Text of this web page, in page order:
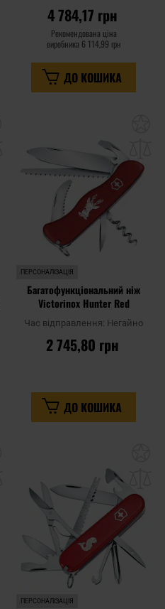
4 784,17 грн
Рекомендована ціна
виробника 6 114,99 грн
ДО КОШИКА
списку
уподобань
ПЕРСОНАЛІЗАЦІЯ
Багатофункціональний ніж
Victorinox Hunter Red
Час відправлення: Негайно
2 745,80 грн
ДО КОШИКА
уподобань
ПЕРСОНАЛІЗАЦІЯ